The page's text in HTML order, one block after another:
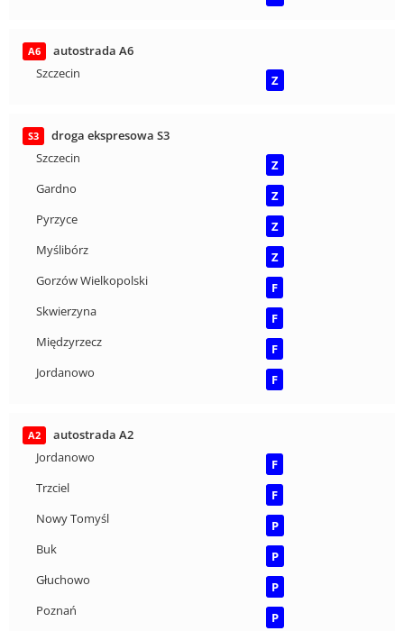
A6
autostrada A6
Szczecin
Z
S3
droga ekspresowa S3
Szczecin
Z
Gardno
Z
Pyrzyce
Z
Myślibórz
Z
Gorzów Wielkopolski
F
Skwierzyna
F
Międzyrzecz
F
Jordanowo
F
A2
autostrada A2
Jordanowo
F
Trzciel
F
Nowy Tomyśl
P
Buk
P
Głuchowo
P
Poznań
P